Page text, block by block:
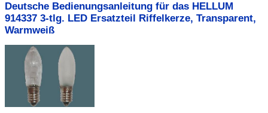
Deutsche Bedienungsanleitung für das HELLUM
914337 3-tlg. LED Ersatzteil Riffelkerze, Transparent,
Warmweiß